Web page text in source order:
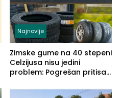
Najnovije
Zimske gume na 40 stepeni
Celzijusa nisu jedini
problem: Pogrešan pritisak